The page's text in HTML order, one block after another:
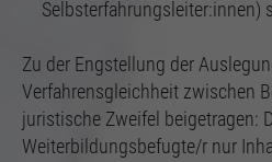
Selbsterfahrungsleiter:innen)
Zu der Engstellung der
Verfahrensgleichheit zwischen
juristische Zweifel beigetragen:
Weiterbildungsbefugte/r nur